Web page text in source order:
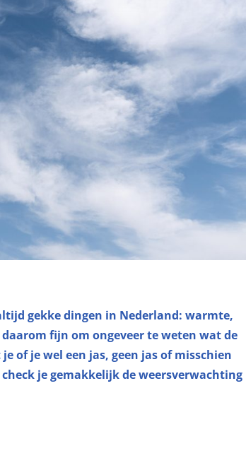
gekke dingen in Nederland: warmte,
fijn om ongeveer te weten wat de
of je wel een jas, geen jas of misschien
je gemakkelijk de weersverwachting